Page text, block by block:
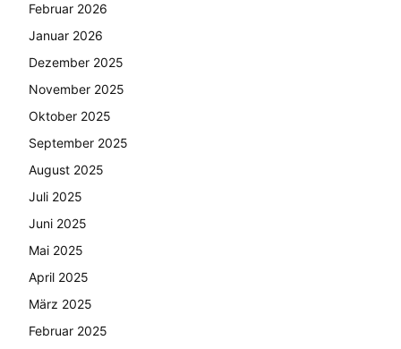
Februar 2026
Januar 2026
Dezember 2025
November 2025
Oktober 2025
September 2025
August 2025
Juli 2025
Juni 2025
Mai 2025
April 2025
März 2025
Februar 2025